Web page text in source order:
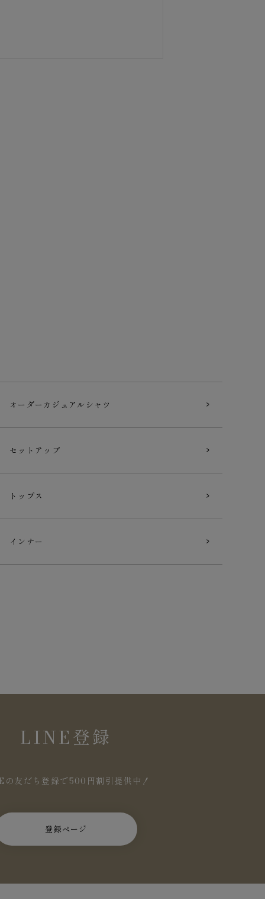
オーダー カジュアルシャツ
セットアップ
トップス
インナー
LINE登録
友だち登録で500円割引提供中！
登録ページ